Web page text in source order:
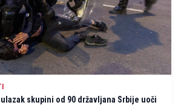
skupini od 90 državljana Srbije uoči